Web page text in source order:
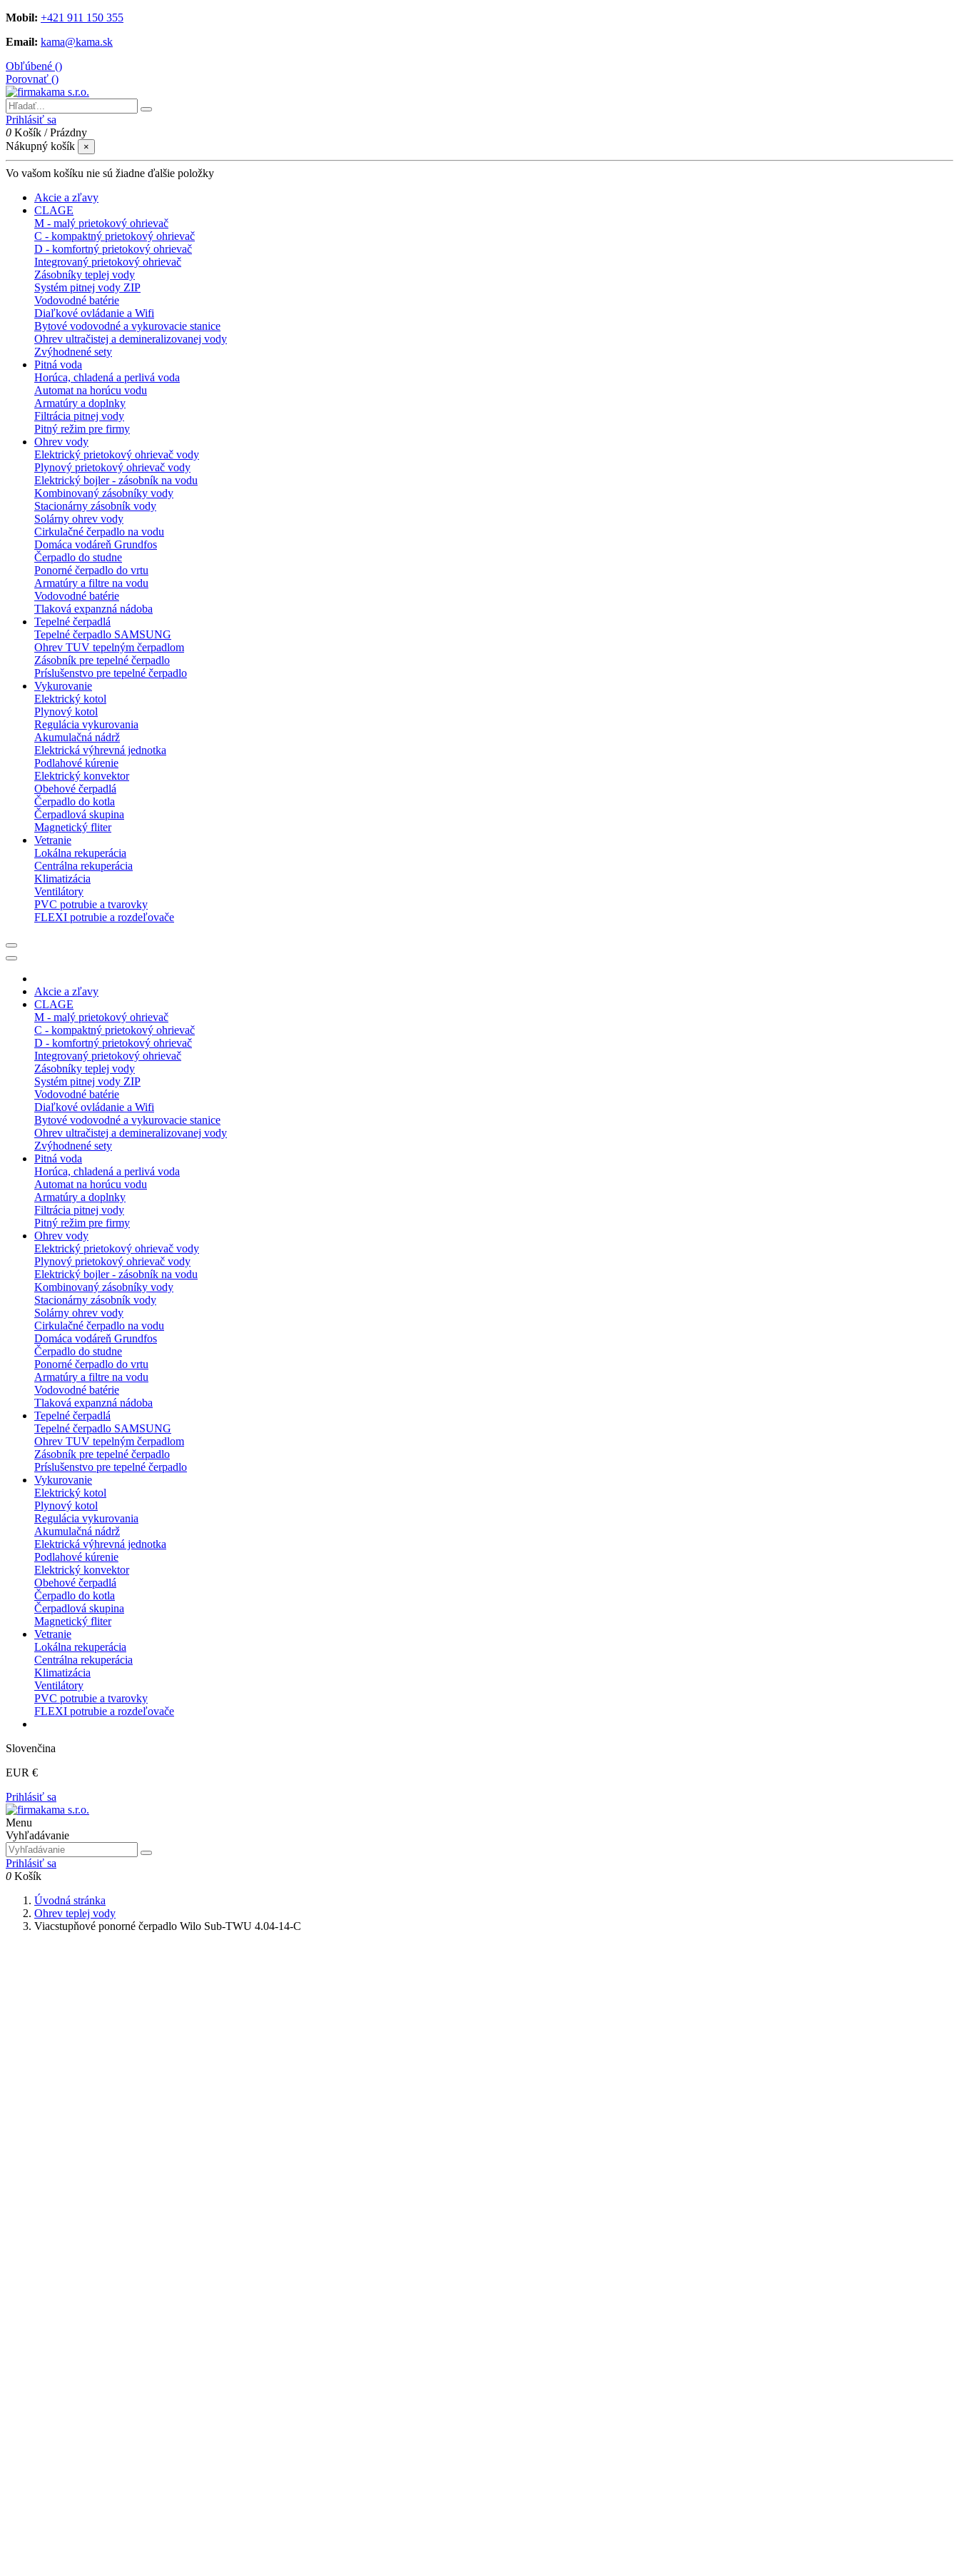
Mobil: +421 911 150 355
Email: kama@kama.sk
Obľúbené ()
Porovnať ()
Prihlásiť sa
0 Košík /Prázdny
Nákupný košík
×
Vo vašom košíku nie sú žiadne ďalšie položky
Akcie a zľavy
CLAGE
M - malý prietokový ohrievač
C - kompaktný prietokový ohrievač
D - komfortný prietokový ohrievač
Integrovaný prietokový ohrievač
Zásobníky teplej vody
Systém pitnej vody ZIP
Vodovodné batérie
Diaľkové ovládanie a Wifi
Bytové vodovodné a vykurovacie stanice
Ohrev ultračistej a demineralizovanej vody
Zvýhodnené sety
Pitná voda
Horúca, chladená a perlivá voda
Automat na horúcu vodu
Armatúry a doplnky
Filtrácia pitnej vody
Pitný režim pre firmy
Ohrev vody
Elektrický prietokový ohrievač vody
Plynový prietokový ohrievač vody
Elektrický bojler - zásobník na vodu
Kombinovaný zásobníky vody
Stacionárny zásobník vody
Solárny ohrev vody
Cirkulačné čerpadlo na vodu
Domáca vodáreň Grundfos
Čerpadlo do studne
Ponorné čerpadlo do vrtu
Armatúry a filtre na vodu
Vodovodné batérie
Tlaková expanzná nádoba
Tepelné čerpadlá
Tepelné čerpadlo SAMSUNG
Ohrev TUV tepelným čerpadlom
Zásobník pre tepelné čerpadlo
Príslušenstvo pre tepelné čerpadlo
Vykurovanie
Elektrický kotol
Plynový kotol
Regulácia vykurovania
Akumulačná nádrž
Elektrická výhrevná jednotka
Podlahové kúrenie
Elektrický konvektor
Obehové čerpadlá
Čerpadlo do kotla
Čerpadlová skupina
Magnetický fliter
Vetranie
Lokálna rekuperácia
Centrálna rekuperácia
Klimatizácia
Ventilátory
PVC potrubie a tvarovky
FLEXI potrubie a rozdeľovače
Akcie a zľavy
CLAGE
M - malý prietokový ohrievač
C - kompaktný prietokový ohrievač
D - komfortný prietokový ohrievač
Integrovaný prietokový ohrievač
Zásobníky teplej vody
Systém pitnej vody ZIP
Vodovodné batérie
Diaľkové ovládanie a Wifi
Bytové vodovodné a vykurovacie stanice
Ohrev ultračistej a demineralizovanej vody
Zvýhodnené sety
Pitná voda
Horúca, chladená a perlivá voda
Automat na horúcu vodu
Armatúry a doplnky
Filtrácia pitnej vody
Pitný režim pre firmy
Ohrev vody
Elektrický prietokový ohrievač vody
Plynový prietokový ohrievač vody
Elektrický bojler - zásobník na vodu
Kombinovaný zásobníky vody
Stacionárny zásobník vody
Solárny ohrev vody
Cirkulačné čerpadlo na vodu
Domáca vodáreň Grundfos
Čerpadlo do studne
Ponorné čerpadlo do vrtu
Armatúry a filtre na vodu
Vodovodné batérie
Tlaková expanzná nádoba
Tepelné čerpadlá
Tepelné čerpadlo SAMSUNG
Ohrev TUV tepelným čerpadlom
Zásobník pre tepelné čerpadlo
Príslušenstvo pre tepelné čerpadlo
Vykurovanie
Elektrický kotol
Plynový kotol
Regulácia vykurovania
Akumulačná nádrž
Elektrická výhrevná jednotka
Podlahové kúrenie
Elektrický konvektor
Obehové čerpadlá
Čerpadlo do kotla
Čerpadlová skupina
Magnetický fliter
Vetranie
Lokálna rekuperácia
Centrálna rekuperácia
Klimatizácia
Ventilátory
PVC potrubie a tvarovky
FLEXI potrubie a rozdeľovače
Slovenčina
EUR €
Prihlásiť sa
Menu
Vyhľadávanie
Prihlásiť sa
0 Košík
Úvodná stránka
Ohrev teplej vody
Viacstupňové ponorné čerpadlo Wilo Sub-TWU 4.04-14-C